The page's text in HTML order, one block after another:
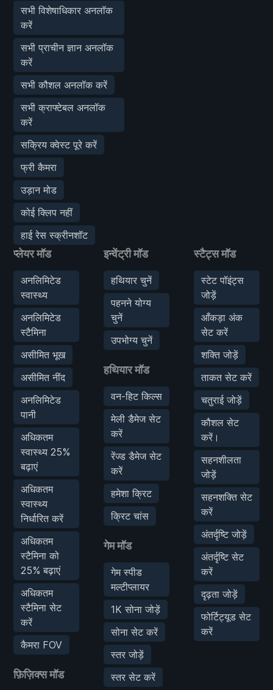
सभी विशेषाधिकार अनलॉक
करें
सभी प्राचीन ज्ञान अनलॉक
करें
सभी कौशल अनलॉक करें
सभी क्राफ्टेबल अनलॉक
करें
सक्रिय क्वेस्ट पूरे करें
फ्री कैमरा
उड़ान मोड
कोई क्लिप नहीं
हाई रेस स्क्रीनशॉट
प्लेयर मॉड
अनलिमिटेड
स्वास्थ्य
अनलिमिटेड
स्टैमिना
असीमित भूख
असीमित नींद
अनलिमिटेड
पानी
अधिकतम
स्वास्थ्य 25%
बढ़ाएं
अधिकतम
स्वास्थ्य
निर्धारित करें
अधिकतम
स्टैमिना को
25% बढ़ाएं
अधिकतम
स्टैमिना सेट
करें
कैमरा FOV
फ़िज़िक्स मॉड
इन्वेंट्री मॉड
हथियार चुनें
पहनने योग्य
चुनें
उपभोग्य चुनें
हथियार मॉड
वन-हिट किल्स
मेली डैमेज सेट
करें
रेंज्ड डैमेज सेट
करें
हमेशा क्रिट
क्रिट चांस
गेम मॉड
गेम स्पीड
मल्टीप्लायर
1K सोना जोड़ें
सोना सेट करें
स्तर जोड़ें
स्तर सेट करें
स्टैट्स मॉड
स्टेट पॉइंट्स
जोड़ें
आँकड़ा अंक
सेट करें
शक्ति जोड़ें
ताकत सेट करें
चतुराई जोड़ें
कौशल सेट
करें।
सहनशीलता
जोड़ें
सहनशक्ति सेट
करें
अंतर्दृष्टि जोड़ें
अंतर्दृष्टि सेट
करें
दृढ़ता जोड़ें
फोर्टिट्यूड सेट
करें